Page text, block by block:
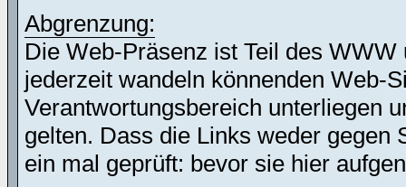
Abgrenzung:
Die Web-Präsenz ist Teil des
jederzeit wandeln könnenden Web-
Verantwortungsbereich unterliegen
gelten. Dass die Links weder gegen
ein mal geprüft: bevor sie hier